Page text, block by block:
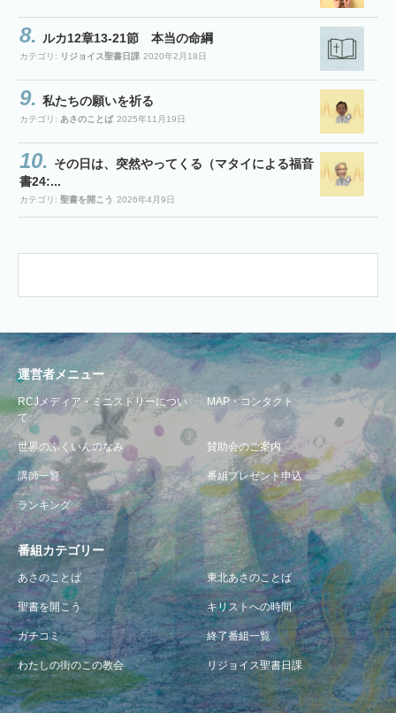
ルカ12章13-21節 本当の命綱
カテゴリ: リジョイス聖書日課 2020年2月18日
私たちの願いを祈る
カテゴリ: あさのことば 2025年11月19日
その日は、突然やってくる（マタイによる福音
書24:...
カテゴリ: 聖書を開こう 2026年4月9日
運営者メニュー
RCJメディア・ミニストリーについ
て
MAP・コンタクト
世界のふくいんのなみ 賛助会のご案内
講師一覧 番組プレゼント申込
ランキング
番組カテゴリー
あさのことば 東北あさのことば
聖書を開こう キリストへの時間
ガチコミ 終了番組一覧
わたしの街のこの教会 リジョイス聖書日課